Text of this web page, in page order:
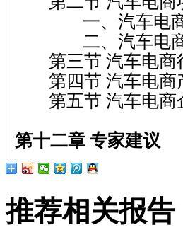
一、汽车电商
二、汽车电商
第三节 汽车电商
第四节 汽车电商
第五节 汽车电商
第十二章 专家建议
推荐相关报告